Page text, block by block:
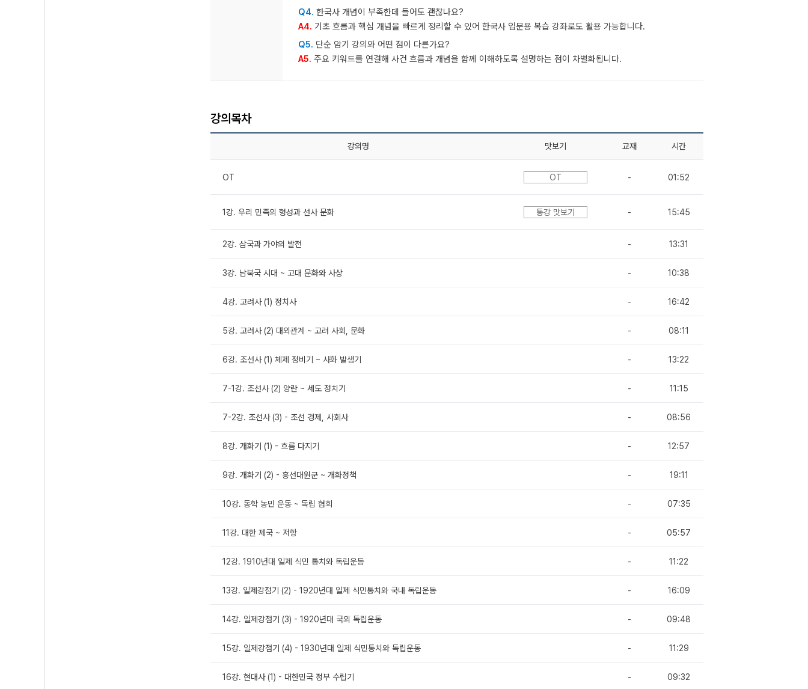
Q4. 한국사 개념이 부족한데 들어도 괜찮나요?
A4. 기초 흐름과 핵심 개념을 빠르게 정리할 수 있어 한국사 입문용 복습 강좌로도 활용 가능합니다.
Q5. 단순 암기 강의와 어떤 점이 다른가요?
A5. 주요 키워드를 연결해 사건 흐름과 개념을 함께 이해하도록 설명하는 점이 차별화됩니다.
강의목차
강의명 맛보기 교재 시간
OT OT - 01:52
1강. 우리 민족의 형성과 선사 문화 통강 맛보기 - 15:45
2강. 삼국과 가야의 발전 - 13:31
3강. 남북국 시대 ~ 고대 문화와 사상 - 10:38
4강. 고려사 (1) 정치사 - 16:42
5강. 고려사 (2) 대외관계 ~ 고려 사회, 문화 - 08:11
6강. 조선사 (1) 체제 정비기 ~ 사화 발생기 - 13:22
7-1강. 조선사 (2) 양란 ~ 세도 정치기 - 11:15
7-2강. 조선사 (3) - 조선 경제, 사회사 - 08:56
8강. 개화기 (1) - 흐름 다지기 - 12:57
9강. 개화기 (2) - 흥선대원군 ~ 개화정책 - 19:11
10강. 동학 농민 운동 ~ 독립 협회 - 07:35
11강. 대한 제국 ~ 저항 - 05:57
12강. 1910년대 일제 식민 통치와 독립운동 - 11:22
13강. 일제강점기 (2) - 1920년대 일제 식민통치와 국내 독립운동 - 16:09
14강. 일제강점기 (3) - 1920년대 국외 독립운동 - 09:48
15강. 일제강점기 (4) - 1930년대 일제 식민통치와 독립운동 - 11:29
16강. 현대사 (1) - 대한민국 정부 수립기 - 09:32